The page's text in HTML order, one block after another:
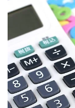
日
時
: